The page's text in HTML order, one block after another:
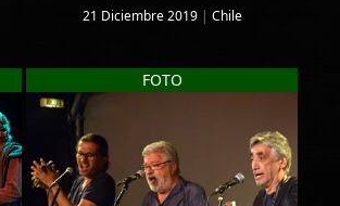
21 Diciembre 2019 | Chile
FOTO